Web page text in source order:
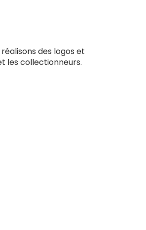
des logos et
les collectionneurs.